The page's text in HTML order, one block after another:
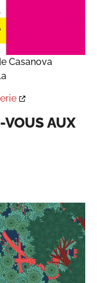
Casanova
AUX